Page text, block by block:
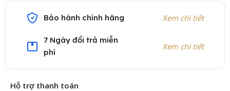
Bảo hành chính hãng Xem chi tiết
7 Ngày đổi trả miễn
phí
Xem chi tiết
Hỗ trợ thanh toán